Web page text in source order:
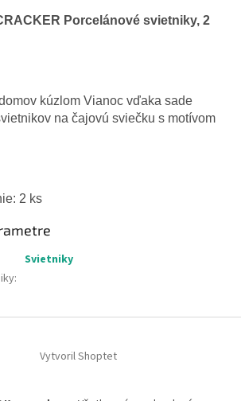
Porcelánové svietniky, 2
kúzlom Vianoc vďaka sade
na čajovú sviečku s motívom
2 ks
Svietniky
:
Vytvoril Shoptet